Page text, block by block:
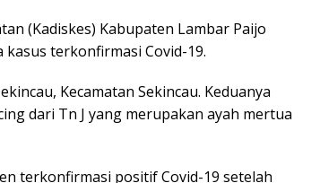
(Kadiskes) Kabupaten Lambar Paijo
terkonfirmasi Covid-19.
Kecamatan Sekincau. Keduanya
dari Tn J yang merupakan ayah mertua
terkonfirmasi positif Covid-19 setelah